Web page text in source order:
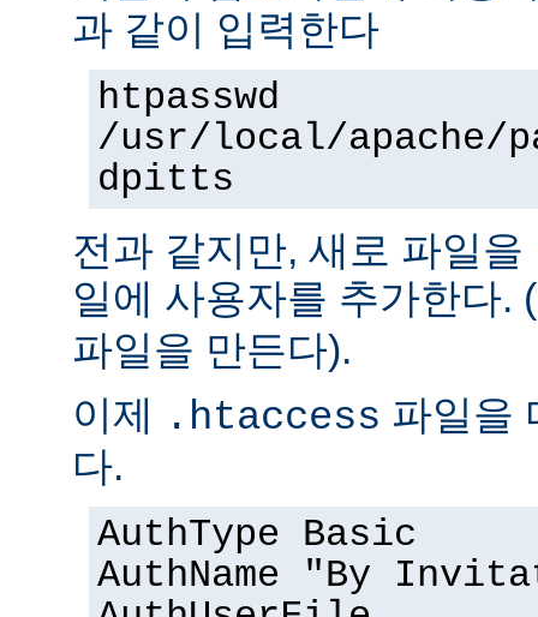
과 같이 입력한다
htpasswd
/usr/local/apache/
dpitts
전과 같지만, 새로 파일
일에 사용자를 추가한다. (
파일을 만든다).
이제 .htaccess 파일을
다.
AuthType Basic
AuthName "By